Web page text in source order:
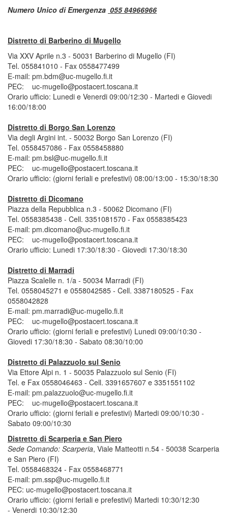
Numero Unico di Emergenza 055 84966966
Distretto di Barberino di Mugello
Via XXV Aprile n.3 - 50031 Barberino di Mugello (FI)
Tel. 055841010 - Fax 0558477499
E-mail: pm.bdm@uc-mugello.fi.it
PEC: uc-mugello@postacert.toscana.it
Orario ufficio: Lunedi e Venerdi 09:00/12:30 - Martedi e Giovedi
16:00/18:00
Distretto di Borgo San Lorenzo
Via degli Argini int. - 50032 Borgo San Lorenzo (FI)
Tel. 0558457086 - Fax 0558458880
E-mail: pm.bsl@uc-mugello.fi.it
PEC: uc-mugello@postacert.toscana.it
Orario ufficio: (giorni feriali e prefestivi) 08:00/13:00 - 15:30/18:30
Distretto di Dicomano
Piazza della Repubblica n.3 - 50062 Dicomano (FI)
Tel. 0558385438 - Cell. 3351081570 - Fax 0558385423
E-mail: pm.dicomano@uc-mugello.fi.it
PEC: uc-mugello@postacert.toscana.it
Orario ufficio: Lunedi 17:30/18:30 - Giovedi 17:30/18:30
Distretto di Marradi
Piazza Scalelle n. 1/a - 50034 Marradi (FI)
Tel. 0558045271 e 0558042585 - Cell. 3387180525 - Fax
0558042828
E-mail: pm.marradi@uc-mugello.fi.it
PEC: uc-mugello@postacert.toscana.it
Orario ufficio: (giorni feriali e prefestivi) Lunedi 09:00/10:30 -
Giovedi 17:30/18:30 - Sabato 08:30/10:00
Distretto di Palazzuolo sul Senio
Via Ettore Alpi n. 1 - 50035 Palazzuolo sul Senio (FI)
Tel. e Fax 0558046463 - Cell. 3391657607 e 3351551102
E-mail: pm.palazzuolo@uc-mugello.fi.it
PEC: uc-mugello@postacert.toscana.it
Orario ufficio: (giorni feriali e prefestivi) Martedi 09:00/10:30 -
Sabato 09:00/10:30
Distretto di Scarperia e San Piero
Sede Comando: Scarperia, Viale Matteotti n.54 - 50038 Scarperia
e San Piero (FI)
Tel. 0558468324 - Fax 0558468771
E-mail: pm.ssp@uc-mugello.fi.it
PEC: uc-mugello@postacert.toscana.it
Orario ufficio: (giorni feriali e prefestivi) Martedi 10:30/12:30
- Venerdi 10:30/12:30